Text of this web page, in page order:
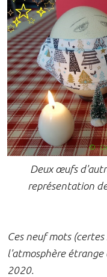
Deux œufs
représentation
Ces neuf mots
l'atmosphère étrange
2020.